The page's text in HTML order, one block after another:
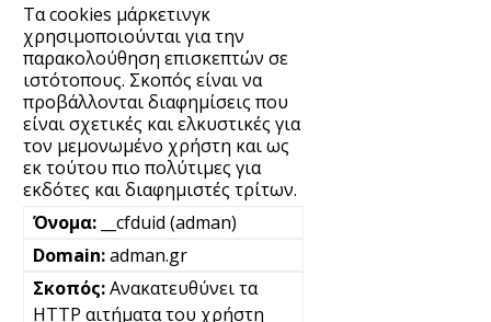
Τα cookies μάρκετινγκ
χρησιμοποιούνται για την
παρακολούθηση επισκεπτών σε
ιστότοπους. Σκοπός είναι να
προβάλλονται διαφημίσεις που
είναι σχετικές και ελκυστικές για
τον μεμονωμένο χρήστη και ως
εκ τούτου πιο πολύτιμες για
εκδότες και διαφημιστές τρίτων.
__cfduid (adman)
adman.gr
Ανακατευθύνει τα
HTTP αιτήματα του χρήστη